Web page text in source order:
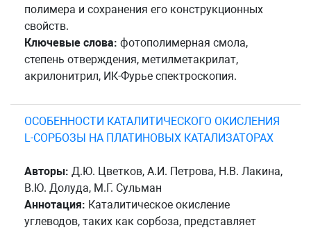
полимера и сохранения его конструкционных
свойств.
Ключевые слова: фотополимерная смола,
степень отверждения, метилметакрилат,
акрилонитрил, ИК-Фурье спектроскопия.
ОСОБЕННОСТИ КАТАЛИТИЧЕСКОГО ОКИСЛЕНИЯ
L-СОРБОЗЫ НА ПЛАТИНОВЫХ КАТАЛИЗАТОРАХ
Авторы: Д.Ю. Цветков, А.И. Петрова, Н.В. Лакина,
В.Ю. Долуда, М.Г. Сульман
Аннотация: Каталитическое окисление
углеводов, таких как сорбоза, представляет